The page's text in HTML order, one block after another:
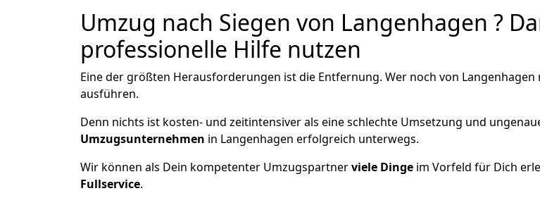
Umzug nach Siegen von Langenhagen ?
professionelle Hilfe nutzen
Eine der größten Herausforderungen ist die Entfernung. Wer noch von
ausführen.
Denn nichts ist kosten- und zeitintensiver als eine schlechte Umsetzung und
Umzugsunternehmen in Langenhagen erfolgreich unterwegs.
Wir können als Dein kompetenter Umzugspartnerviele Dinge im Vorfeld für Dich
Fullservice.